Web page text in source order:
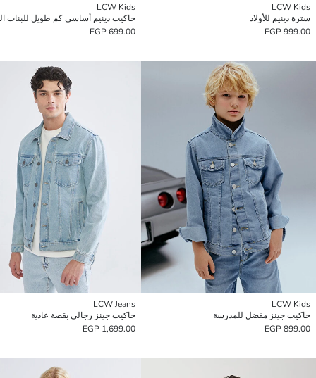
LCW Kids
سترة دينيم للأولاد
999.00 EGP
LCW Kids
جاكيت دينيم أساسي كم طويل للبنات
699.00 EGP
LCW Kids
جاكيت جينز مفضل للمدرسة
899.00 EGP
LCW Jeans
جاكيت جينز رجالي بقصة عادية
1,699.00 EGP